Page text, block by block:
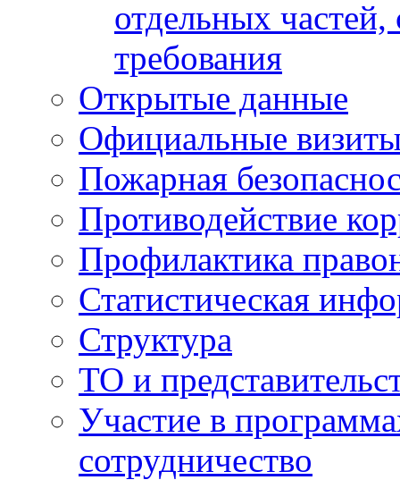
отдельных
требования
Открытые данные
Официальные
Пожарная
Противодействие
Профилактика
Статистическая
Структура
ТО и
Участие в
сотрудничество